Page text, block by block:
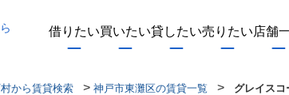
借りたい買いたい貸したい売りたい店舗
から賃貸検索 > 神戸市東灘区の賃貸一覧 > グレイス